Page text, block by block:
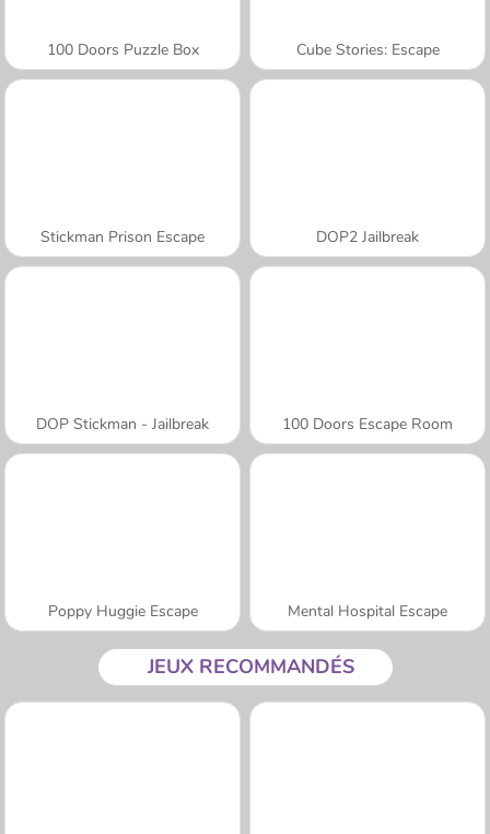
100 Doors Puzzle Box Cube Stories: Escape
Stickman Prison Escape DOP2 Jailbreak
DOP Stickman - Jailbreak 100 Doors Escape Room
Poppy Huggie Escape Mental Hospital Escape
JEUX RECOMMANDÉS